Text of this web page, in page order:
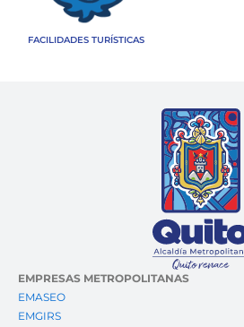
FACILIDADES TURÍSTICAS
EMPRESAS METROPOLITANAS
EMASEO
EMGIRS